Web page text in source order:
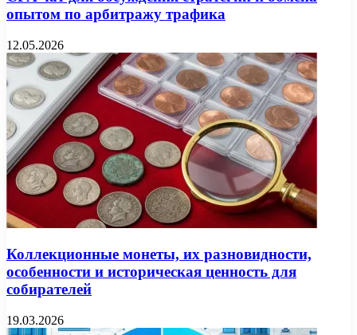
опытом по арбитражу трафика
12.05.2026
Коллекционные монеты, их разновидности,
особенности и историческая ценность для
собирателей
19.03.2026